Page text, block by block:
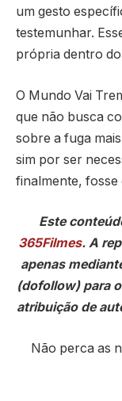
um gesto
testemunhar.
própria dentro
O Mundo Vai
que não busca
sobre a fuga
sim por ser
finalmente, fosse
Este
365Filmes. A
apenas
(dofollow) para
atribuição de
Não perca as